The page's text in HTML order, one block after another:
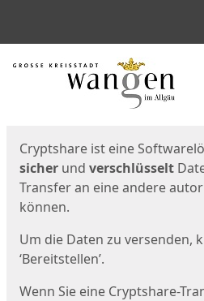
Start
Cryptshare ist eine
sicher und verschlüsselt
Transfer an eine andere
können.
Um die Daten zu versenden,
‘Bereitstellen’.
Wenn Sie eine Cryptshare-